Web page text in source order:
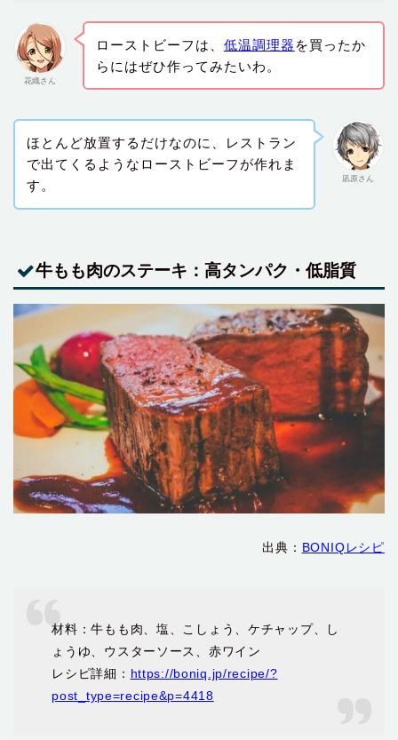
花織さん
ローストビーフは、 低温調理器 を買ったか
らにはぜひ作ってみたいわ。
凪原さん
ほとんど放置するだけなのに、レストラン
で出てくるようなローストビーフが作れま
す。
牛もも肉のステーキ：高タンパク・低脂質
出典： BONIQレシピ
材料：牛もも肉、塩、こしょう、ケチャップ、し
ょうゆ、ウスターソース、赤ワイン
レシピ詳細： https://boniq.jp/recipe/?
post_type=recipe&p=4418